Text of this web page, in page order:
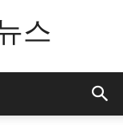
스